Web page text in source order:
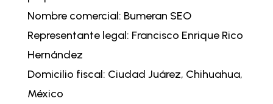
Nombre comercial: Bumeran SEO
Representante legal: Francisco Enrique Rico
Hernández
Domicilio fiscal: Ciudad Juárez, Chihuahua,
México